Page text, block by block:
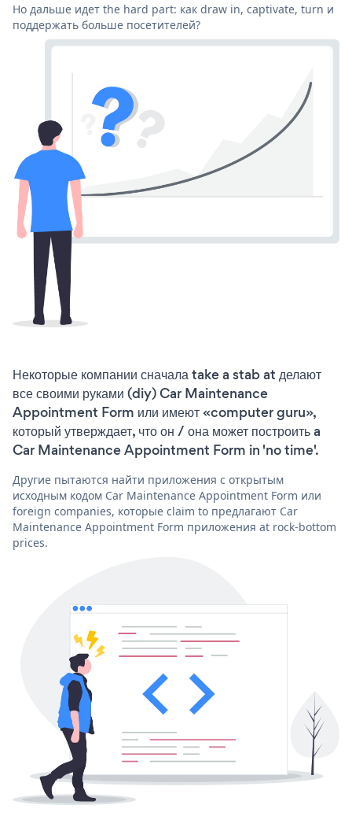
Но дальше идет the hard part: как draw in, captivate, turn и
поддержать больше посетителей?
Некоторые компании сначала take a stab at делают
все своими руками (diy) Car Maintenance
Appointment Form или имеют «computer guru»,
который утверждает, что он / она может построить a
Car Maintenance Appointment Form in 'no time'.
Другие пытаются найти приложения с открытым
исходным кодом Car Maintenance Appointment Form или
foreign companies, которые claim to предлагают Car
Maintenance Appointment Form приложения at rock-bottom
prices.